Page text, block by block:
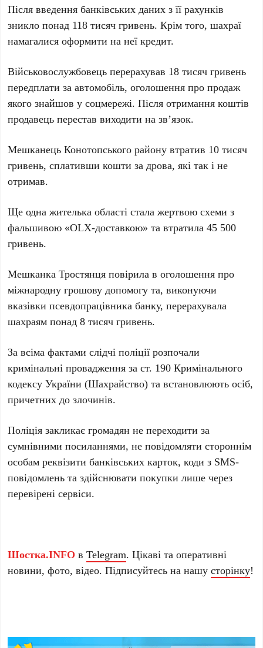
Після введення банківських даних з її рахунків
зникло понад 118 тисяч гривень. Крім того, шахраї
намагалися оформити на неї кредит.
Військовослужбовець перерахував 18 тисяч гривень
передплати за автомобіль, оголошення про продаж
якого знайшов у соцмережі. Після отримання коштів
продавець перестав виходити на зв’язок.
Мешканець Конотопського району втратив 10 тисяч
гривень, сплативши кошти за дрова, які так і не
отримав.
Ще одна жителька області стала жертвою схеми з
фальшивою «OLX-доставкою» та втратила 45 500
гривень.
Мешканка Тростянця повірила в оголошення про
міжнародну грошову допомогу та, виконуючи
вказівки псевдопрацівника банку, перерахувала
шахраям понад 8 тисяч гривень.
За всіма фактами слідчі поліції розпочали
кримінальні провадження за ст. 190 Кримінального
кодексу України (Шахрайство) та встановлюють осіб,
причетних до злочинів.
Поліція закликає громадян не переходити за
сумнівними посиланнями, не повідомляти стороннім
особам реквізити банківських карток, коди з SMS-
повідомлень та здійснювати покупки лише через
перевірені сервіси.
Шостка.INFO вTelegram. Цікаві та оперативні
новини, фото, відео. Підписуйтесь на нашусторінку!